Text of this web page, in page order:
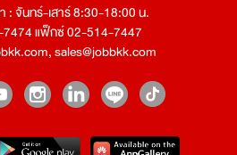
: จันทร์-เสาร์ 8:30-18:00 น.
7474 แฟ็กซ์ 02-514-7447
,sales@jobbkk.com